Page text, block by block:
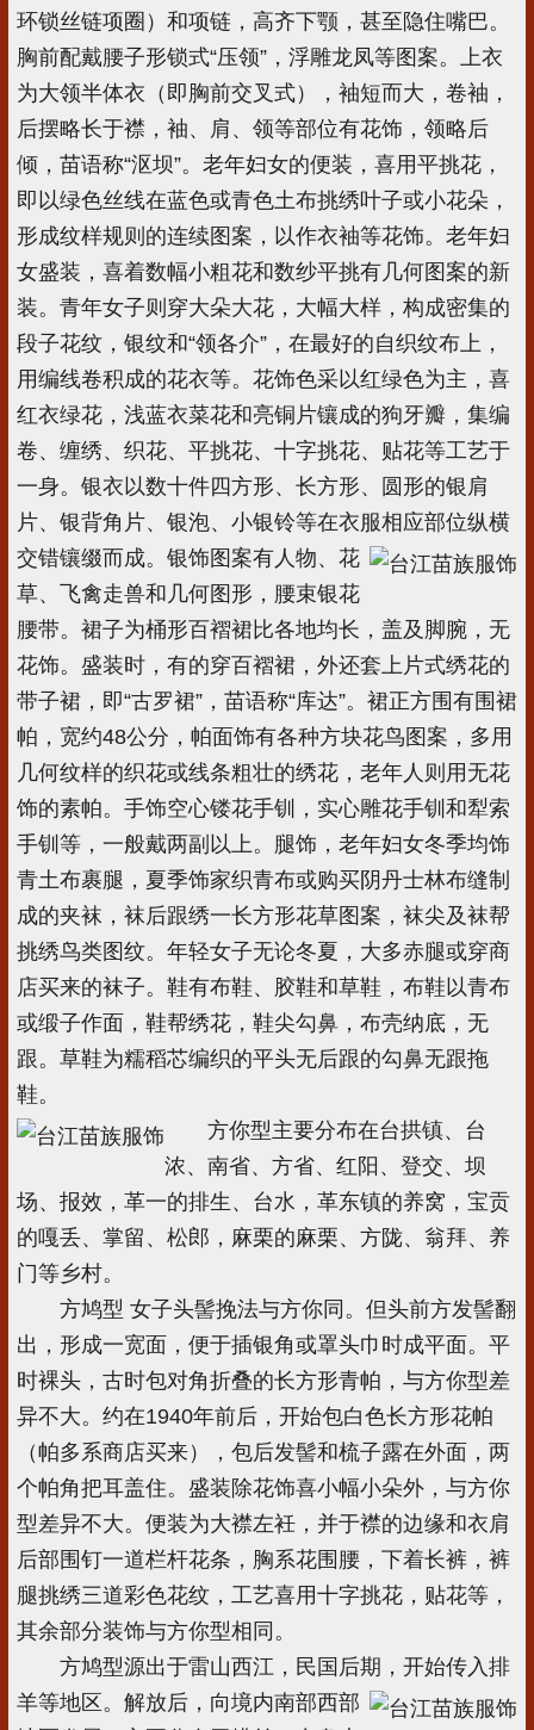
环锁丝链项圈）和项链，高齐下颚，甚至隐住嘴巴。
胸前配戴腰子形锁式“压领”，浮雕龙凤等图案。上衣
为大领半体衣（即胸前交叉式），袖短而大，卷袖，
后摆略长于襟，袖、肩、领等部位有花饰，领略后
倾，苗语称“沤坝”。老年妇女的便装，喜用平挑花，
即以绿色丝线在蓝色或青色土布挑绣叶子或小花朵，
形成纹样规则的连续图案，以作衣袖等花饰。老年妇
女盛装，喜着数幅小粗花和数纱平挑有几何图案的新
装。青年女子则穿大朵大花，大幅大样，构成密集的
段子花纹，银纹和“领各介”，在最好的自织纹布上，
用编线卷积成的花衣等。花饰色采以红绿色为主，喜
红衣绿花，浅蓝衣菜花和亮铜片镶成的狗牙瓣，集编
卷、缠绣、织花、平挑花、十字挑花、贴花等工艺于
一身。银衣以数十件四方形、长方形、圆形的银肩
片、银背角片、银泡、小银铃等在衣服相应部位纵横
交错镶缀而成。银饰图案有人物、花
草、飞禽走兽和几何图形，腰束银花
腰带。裙子为桶形百褶裙比各地均长，盖及脚腕，无
花饰。盛装时，有的穿百褶裙，外还套上片式绣花的
带子裙，即“古罗裙”，苗语称“库达”。裙正方围有围裙
帕，宽约48公分，帕面饰有各种方块花鸟图案，多用
几何纹样的织花或线条粗壮的绣花，老年人则用无花
饰的素帕。手饰空心镂花手钏，实心雕花手钏和犁索
手钏等，一般戴两副以上。腿饰，老年妇女冬季均饰
青土布裹腿，夏季饰家织青布或购买阴丹士林布缝制
成的夹袜，袜后跟绣一长方形花草图案，袜尖及袜帮
挑绣鸟类图纹。年轻女子无论冬夏，大多赤腿或穿商
店买来的袜子。鞋有布鞋、胶鞋和草鞋，布鞋以青布
或缎子作面，鞋帮绣花，鞋尖勾鼻，布壳纳底，无
跟。草鞋为糯稻芯编织的平头无后跟的勾鼻无跟拖
鞋。
方你型主要分布在台拱镇、台
浓、南省、方省、红阳、登交、坝
场、报效，革一的排生、台水，革东镇的养窝，宝贡
的嘎丢、掌留、松郎，麻栗的麻栗、方陇、翁拜、养
门等乡村。
方鸠型 女子头髻挽法与方你同。但头前方发髻翻
出，形成一宽面，便于插银角或罩头巾时成平面。平
时裸头，古时包对角折叠的长方形青帕，与方你型差
异不大。约在1940年前后，开始包白色长方形花帕
（帕多系商店买来），包后发髻和梳子露在外面，两
个帕角把耳盖住。盛装除花饰喜小幅小朵外，与方你
型差异不大。便装为大襟左衽，并于襟的边缘和衣肩
后部围钉一道栏杆花条，胸系花围腰，下着长裤，裤
腿挑绣三道彩色花纹，工艺喜用十字挑花，贴花等，
其余部分装饰与方你型相同。
方鸠型源出于雷山西江，民国后期，开始传入排
羊等地区。解放后，向境内南部西部